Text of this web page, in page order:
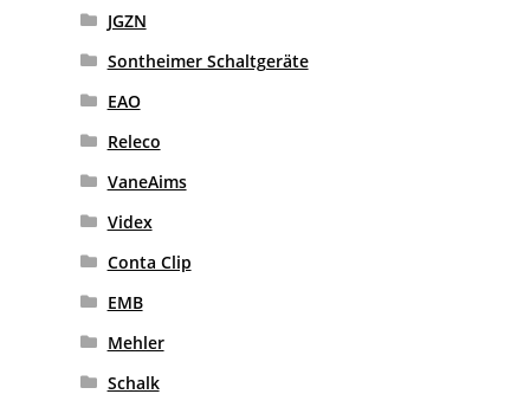
JGZN
Sontheimer Schaltgeräte
EAO
Releco
VaneAims
Videx
Conta Clip
EMB
Mehler
Schalk